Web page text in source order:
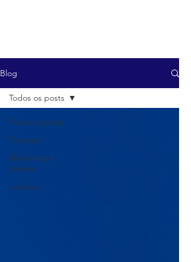
Blog
Todos os posts
Finanças
Marketing e
Vendas
Jurídico
Todos os posts